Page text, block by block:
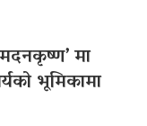
मदनकृष्ण’ मा
भूमिकामा